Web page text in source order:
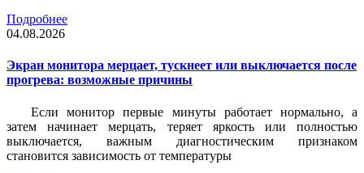
Подробнее
04.08.2026
Экран монитора мерцает, тускнеет или выключается после
прогрева: возможные причины
Если монитор первые минуты работает нормально, а
затем начинает мерцать, теряет яркость или полностью
выключается, важным диагностическим признаком
становится зависимость от температуры